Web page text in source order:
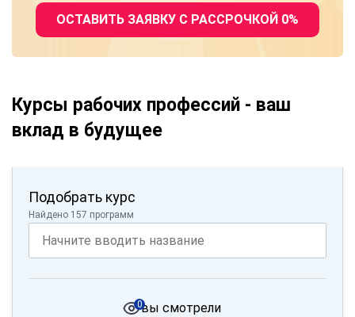
ОСТАВИТЬ ЗАЯВКУ С РАССРОЧКОЙ 0%
Курсы рабочих профессий - ваш
вклад в будущее
Подобрать курс
Найдено 157 программ
вы смотрели
0